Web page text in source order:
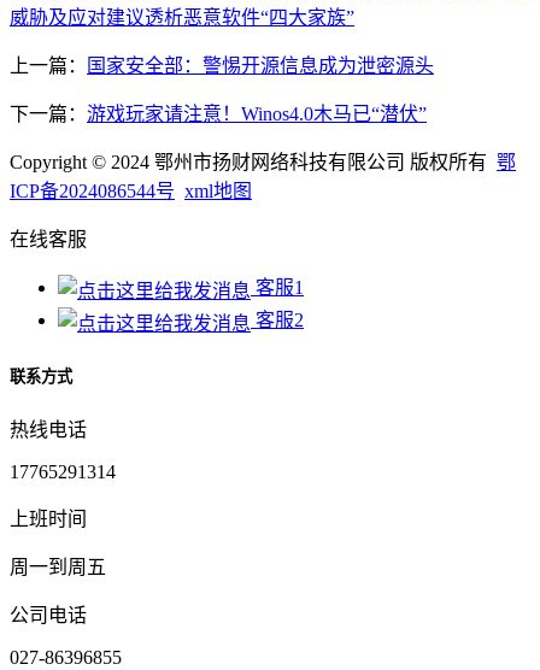
威胁及应对建议​透析恶意软件“四大家族”
上一篇： 国家安全部：警惕开源信息成为泄密源头
下一篇： 游戏玩家请注意！Winos4.0木马已“潜伏”
Copyright © 2024 鄂州市扬财网络科技有限公司 版权所有 鄂
ICP备2024086544号 xml地图
在线客服
客服1
客服2
联系方式
热线电话
17765291314
上班时间
周一到周五
公司电话
027-86396855